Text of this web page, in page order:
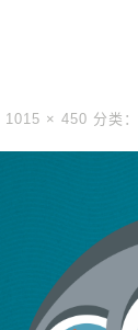
1015 × 450 分类：